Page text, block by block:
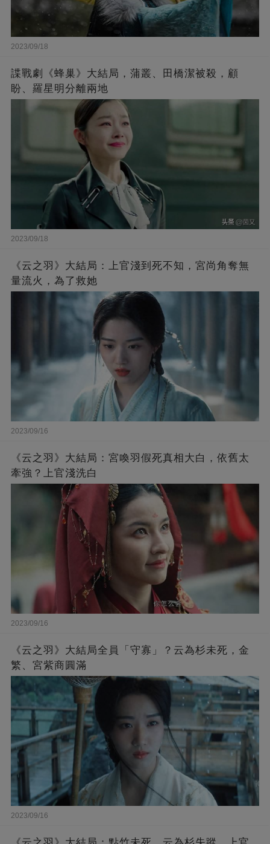
2023/09/18
諜戰劇《蜂巢》大結局，蒲叢、田橋潔被殺，顧
盼、羅星明分離兩地
2023/09/18
《云之羽》大結局：上官淺到死不知，宮尚角奪無
量流火，為了救她
2023/09/16
《云之羽》大結局：宮喚羽假死真相大白，依舊太
牽強？上官淺洗白
2023/09/16
《云之羽》大結局全員「守寡」？云為杉未死，金
繁、宮紫商圓滿
2023/09/16